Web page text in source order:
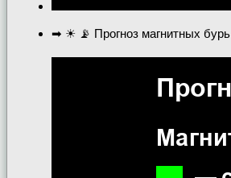
➡ ☀ 📡 Прогноз магнитных бурь